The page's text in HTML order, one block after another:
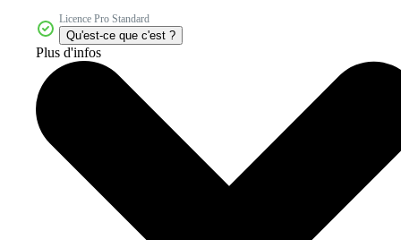
Licence Pro Standard
Qu'est-ce que c'est ?
Plus d'infos